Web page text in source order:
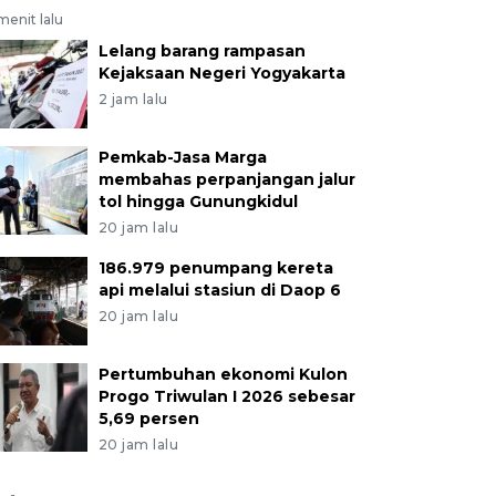
lalu
Lelang barang rampasan
Kejaksaan Negeri Yogyakarta
2 jam lalu
Pemkab-Jasa Marga
membahas perpanjangan jalur
tol hingga Gunungkidul
20 jam lalu
186.979 penumpang kereta
api melalui stasiun di Daop 6
20 jam lalu
Pertumbuhan ekonomi Kulon
Progo Triwulan I 2026 sebesar
5,69 persen
20 jam lalu